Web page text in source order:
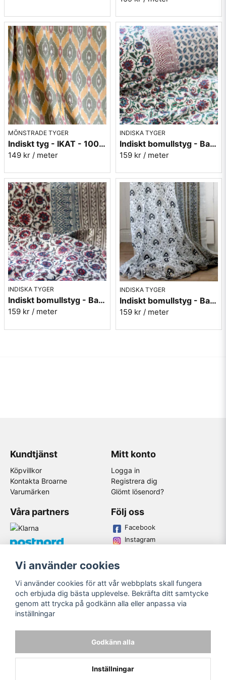
MÖNSTRADE TYGER
Indiskt tyg - IKAT - 100% bomull - Grön/orange/rosa
149 kr / meter
INDISKA TYGER
Indiskt bomullstyg - Batist - nr.6
159 kr / meter
INDISKA TYGER
Indiskt bomullstyg - Batist - nr.2
159 kr / meter
INDISKA TYGER
Indiskt bomullstyg - Batist - nr.13
159 kr / meter
Kundtjänst
Köpvillkor
Kontakta Broarne
Varumärken
Mitt konto
Logga in
Registrera dig
Glömt lösenord?
Våra partners Följ oss
Facebook
Instagram
© Copyright
Vi använder cookies
Vi använder cookies för att vår webbplats skall fungera
och erbjuda dig bästa upplevelse. Bekräfta ditt samtycke
genom att trycka på godkänn alla eller anpassa via
inställningar
Godkänn alla
Inställningar